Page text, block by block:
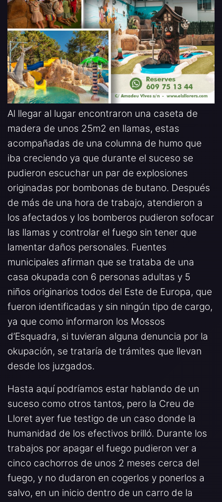
Al llegar al lugar encontraron una caseta de
madera de unos 25m2 en llamas, estas
acompañadas de una columna de humo que
iba creciendo ya que durante el suceso se
pudieron escuchar un par de explosiones
originadas por bombonas de butano. Después
de más de una hora de trabajo, atendieron a
los afectados y los bomberos pudieron sofocar
las llamas y controlar el fuego sin tener que
lamentar daños personales. Fuentes
municipales afirman que se trataba de una
casa okupada con 6 personas adultas y 5
niños originarios todos del Este de Europa, que
fueron identificadas y sin ningún tipo de cargo,
ya que como informaron los Mossos
d’Esquadra, si tuvieran alguna denuncia por la
okupación, se trataría de trámites que llevan
desde los juzgados.
Hasta aquí podríamos estar hablando de un
suceso como otros tantos, pero la Creu de
Lloret ayer fue testigo de un caso donde la
humanidad de los efectivos brilló. Durante los
trabajos por apagar el fuego pudieron ver a
cinco cachorros de unos 2 meses cerca del
fuego, y no dudaron en cogerlos y ponerlos a
salvo, en un inicio dentro de un carro de la